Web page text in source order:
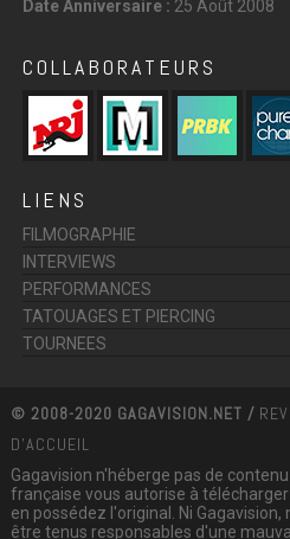
Date Anniversaire : 25 Août 2008
COLLABORATEURS
LIENS
FILMOGRAPHIE
INTERVIEWS
PERFORMANCES
TATOUAGES ET PIERCING
TOURNEES
© 2008-2020 GAGAVISION.NET /
D'ACCUEIL
Gagavision n'héberge pas de
française vous autorise à
en possédez l'original. Ni
être tenus responsables d'une